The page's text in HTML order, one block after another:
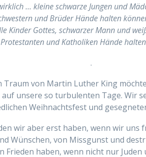
… kleine schwarze Jungen und
und Brüder Hände halten
Kinder Gottes, schwarzer Mann und
Protestanten und KatholikenHände
.
Traum von Martin Luther King
unsere so turbulenten Tage. Wir
Weihnachtsfest und
wir aber erst haben, wenn wir uns
Wünschen, von Missgunst und
Frieden haben, wenn nicht nur